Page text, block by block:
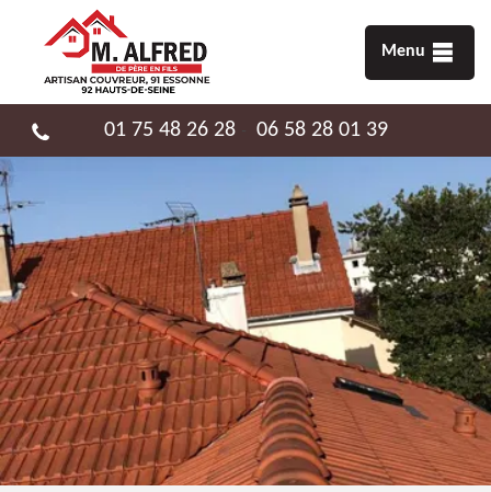
Menu
01 75 48 26 28 06 58 28 01 39